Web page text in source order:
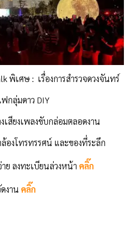
พิเศษ : เรื่องการสำรวจดวงจันทร์
กลุ่มดาว DIY
เสียงเพลงขับกล่อมตลอดงาน
องโทรทรรศน์ และของที่ระลึก
ย ลงทะเบียนล่วงหน้า คลิ๊ก
งาน คลิ๊ก